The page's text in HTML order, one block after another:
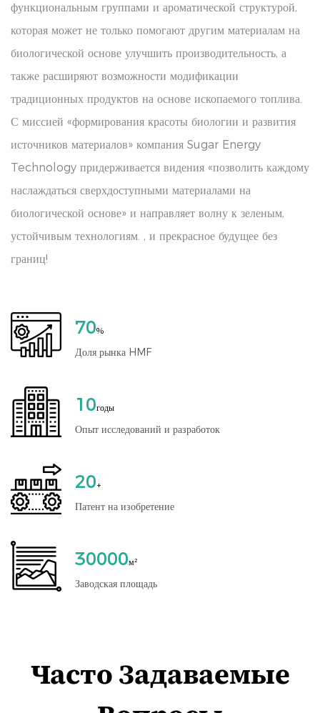
функциональным группами и ароматической структурой,
которая может не только помогают другим материалам на
биологической основе улучшить производительность, а
также расширяют возможности модификации
традиционных продуктов на основе ископаемого топлива.
С миссией «формирования красоты биологии и развития
источников материалов» компания Sugar Energy
Technology придерживается видения «позволить каждому
наслаждаться сверхдоступными материалами на
биологической основе» и направляет волну к зеленым,
устойчивым технологиям. , и прекрасное будущее без
границ!
70%
Доля рынка HMF
10годы
Опыт исследований и разработок
20+
Патент на изобретение
30000м²
Заводская площадь
Часто Задаваемые